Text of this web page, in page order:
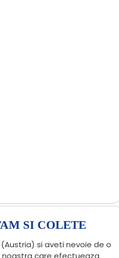
SI COLETE
si aveti nevoie de o
care efectueaza